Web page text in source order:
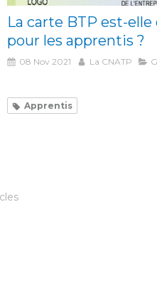
La carte BTP est-
pour les apprentis ?
08 Nov 2021 La CNATP
Apprentis